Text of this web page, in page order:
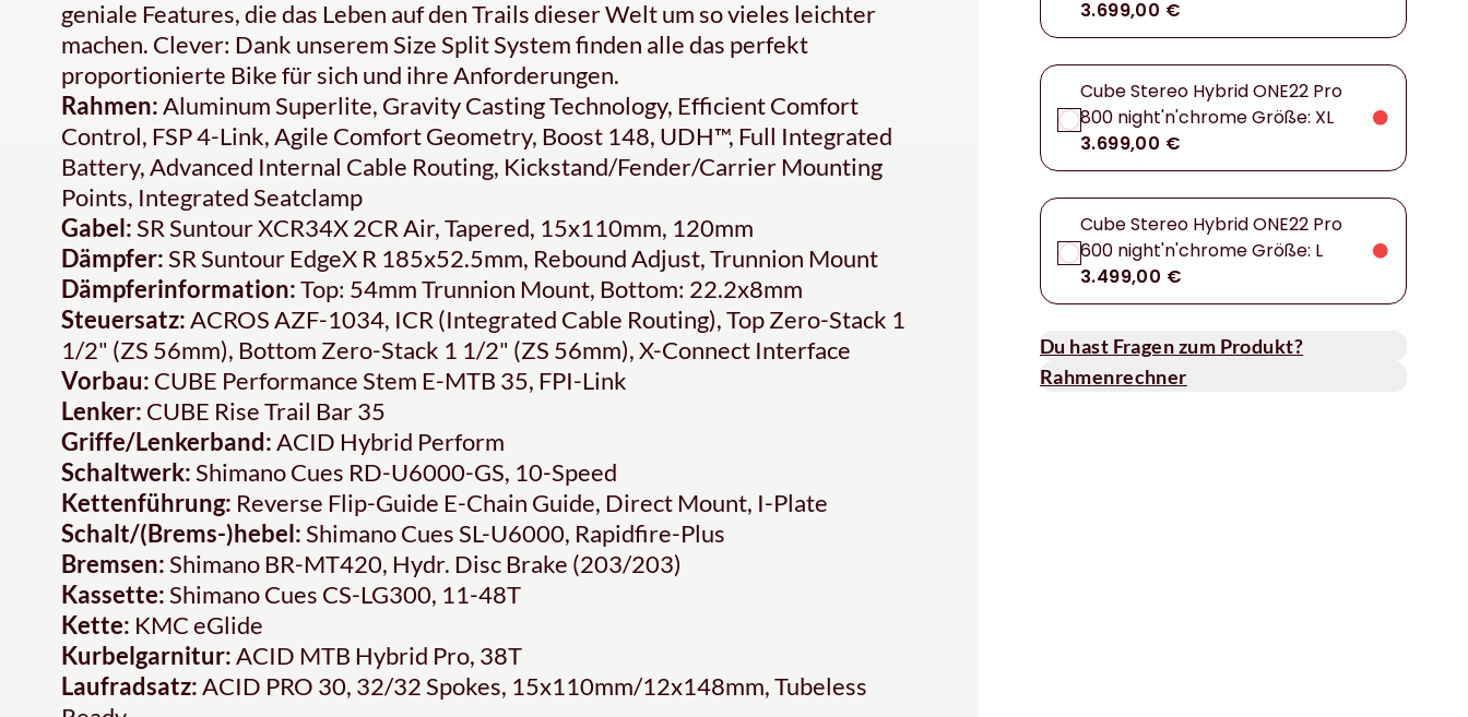
geniale Features, die das Leben auf den Trails dieser Welt um so vieles leichter
machen. Clever: Dank unserem Size Split System finden alle das perfekt
proportionierte Bike für sich und ihre Anforderungen.
Rahmen:Aluminum Superlite, Gravity Casting Technology, Efficient Comfort
Control, FSP 4-Link, Agile Comfort Geometry, Boost 148, UDH™, Full Integrated
Battery, Advanced Internal Cable Routing, Kickstand/Fender/Carrier Mounting
Points, Integrated Seatclamp
Gabel:SR Suntour XCR34X 2CR Air, Tapered, 15x110mm, 120mm
Dämpfer:SR Suntour EdgeX R 185x52.5mm, Rebound Adjust, Trunnion Mount
Dämpferinformation:Top: 54mm Trunnion Mount, Bottom: 22.2x8mm
Steuersatz:ACROS AZF-1034, ICR (Integrated Cable Routing), Top Zero-Stack 1
1/2" (ZS 56mm), Bottom Zero-Stack 1 1/2" (ZS 56mm), X-Connect Interface
Vorbau: CUBE Performance Stem E-MTB 35, FPI-Link
Lenker: CUBE Rise Trail Bar 35
Griffe/Lenkerband:ACID Hybrid Perform
Schaltwerk:Shimano Cues RD-U6000-GS, 10-Speed
Kettenführung: Reverse Flip-Guide E-Chain Guide, Direct Mount, I-Plate
Schalt/(Brems-)hebel:Shimano Cues SL-U6000, Rapidfire-Plus
Bremsen:Shimano BR-MT420, Hydr. Disc Brake (203/203)
Kassette:Shimano Cues CS-LG300, 11-48T
Kette: KMC eGlide
Kurbelgarnitur:ACID MTB Hybrid Pro, 38T
Laufradsatz:ACID PRO 30, 32/32 Spokes, 15x110mm/12x148mm, Tubeless
3.699,00 €
Cube Stereo Hybrid ONE22 Pro
800 night'n'chrome Größe: XL
3.699,00 €
Cube Stereo Hybrid ONE22 Pro
600 night'n'chrome Größe: L
3.499,00 €
Du hast Fragen zum Produkt?
Rahmenrechner